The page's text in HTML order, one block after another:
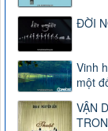
ĐỜI
Vinh
một
VẬN